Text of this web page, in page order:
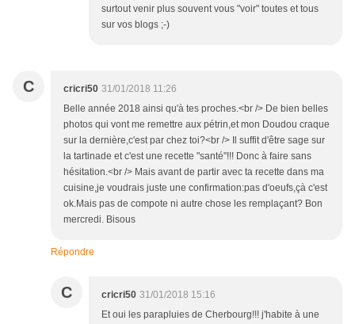
surtout venir plus souvent vous "voir" toutes et tous
sur vos blogs ;-)
C cricri50 31/01/2018 11:26
Belle année 2018 ainsi qu'à tes proches.<br /> De bien belles
photos qui vont me remettre aux pétrin,et mon Doudou craque
sur la dernière,c'est par chez toi?<br /> Il suffit d'être sage sur
la tartinade et c'est une recette "santé"!!! Donc à faire sans
hésitation.<br /> Mais avant de partir avec ta recette dans ma
cuisine,je voudrais juste une confirmation:pas d'oeufs,çà c'est
ok.Mais pas de compote ni autre chose les remplaçant? Bon
mercredi. Bisous
Répondre
C cricri50 31/01/2018 15:16
Et oui les parapluies de Cherbourg!!! j'habite à une